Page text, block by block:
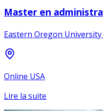
Master en
Eastern Oregon
Online USA
Lire la suite